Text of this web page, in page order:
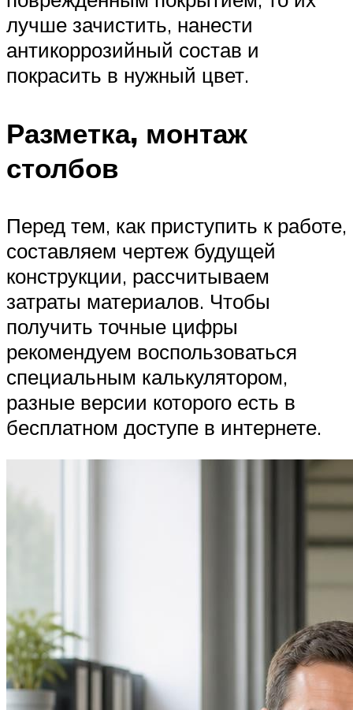
лучше зачистить, нанести
антикоррозийный состав и
покрасить в нужный цвет.
Разметка, монтаж
столбов
Перед тем, как приступить к работе,
составляем чертеж будущей
конструкции, рассчитываем
затраты материалов. Чтобы
получить точные цифры
рекомендуем воспользоваться
специальным калькулятором,
разные версии которого есть в
бесплатном доступе в интернете.